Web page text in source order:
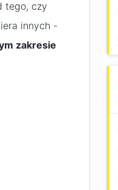
tego, czy
innych -
zakresie